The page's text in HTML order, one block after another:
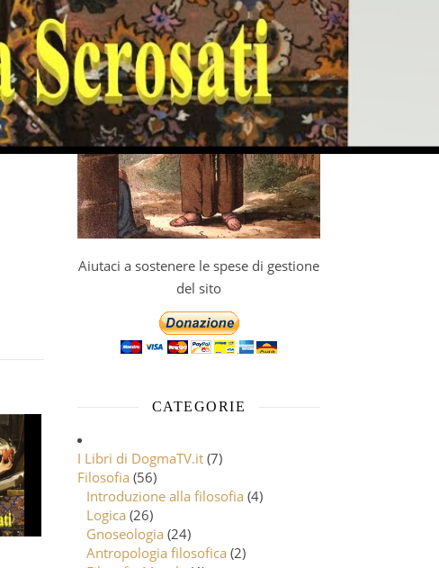
Aiutaci a sostenere le spese di gestione
del sito
CATEGORIE
I Libri di DogmaTV.it (7)
Filosofia (56)
Introduzione alla filosofia (4)
Logica (26)
Gnoseologia (24)
Antropologia filosofica (2)